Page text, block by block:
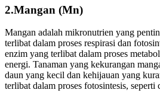
2.Mangan (Mn)
Mangan adalah mikronutrien yang
terlibat dalam proses respirasi dan
enzim yang terlibat dalam proses
energi. Tanaman yang kekurangan
daun yang kecil dan kehijauan yang
terlibat dalam proses fotosintesis, seperti